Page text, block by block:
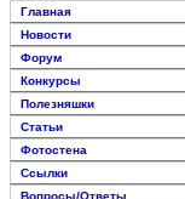
Главная
Новости
Форум
Конкурсы
Полезняшки
Статьи
Фотостена
Ссылки
Вопросы/Ответы